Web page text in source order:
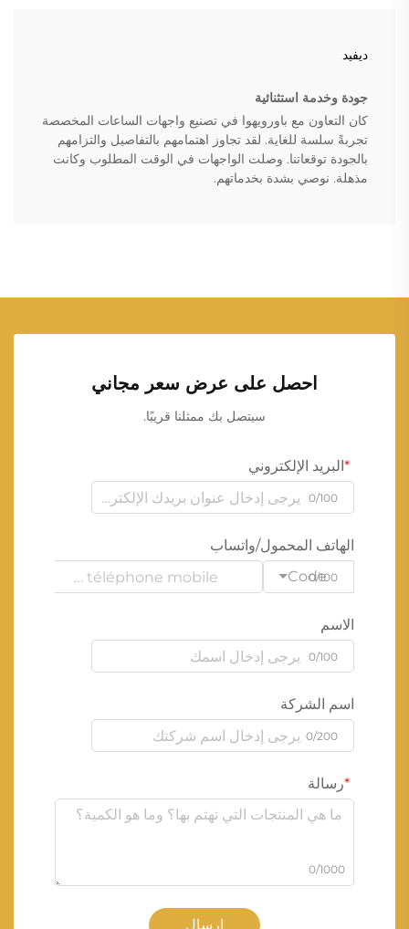
ديفيد
جودة وخدمة استثنائية
كان التعاون مع باورويهوا في تصنيع واجهات الساعات المخصصة
تجربةً سلسة للغاية. لقد تجاوز اهتمامهم بالتفاصيل والتزامهم
بالجودة توقعاتنا. وصلت الواجهات في الوقت المطلوب وكانت
مذهلة. نوصي بشدة بخدماتهم.
احصل على عرض سعر مجاني
سيتصل بك ممثلنا قريبًا.
البريد الإلكتروني
0/100
الهاتف المحمول/واتساب
Code
0/100
الاسم
0/100
اسم الشركة
0/200
رسالة
0/1000
إرسال